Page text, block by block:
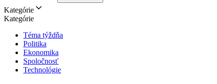
Kategórie
Kategórie
Téma týždňa
Politika
Ekonomika
Spoločnosť
Technológie